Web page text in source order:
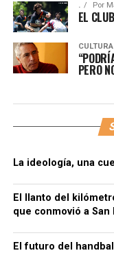
. Por
EL
CULTURA
PERO
La ideología, una
El llanto del
que conmovió a
El futuro del